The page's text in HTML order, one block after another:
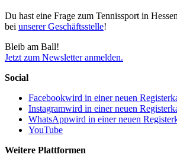
Du hast eine Frage zum Tennissport in
bei unserer Geschäftsstelle!
Bleib am Ball!
Jetzt zum Newsletter anmelden.
Social
Facebookwird in einer neuen
Instagramwird in einer neuen
WhatsAppwird in einer neuen
YouTube
Weitere Plattformen